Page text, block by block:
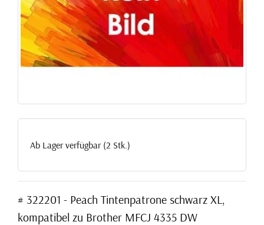
Ab Lager verfügbar (2 Stk.)
# 322201 - Peach Tintenpatrone schwarz XL,
kompatibel zu Brother MFCJ 4335 DW